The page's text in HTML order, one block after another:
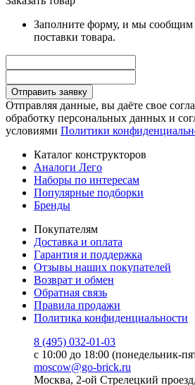
Заполните форму, и мы сообщим
поставки товара.
Отправить заявку
Отправляя данные, вы даёте свое
обработку персональных данных и
условиями Политики
Каталог конструкторов
Аналоги Лего
Наборы по интересам
Популярные подборки
Бренды
Покупателям
Доставка и оплата
Гарантия и поддержка
Отзывы наших покупателей
Возврат и обмен
Обратная связь
Правила продажи
Политика конфиденциальности
8 (495) 032-01-03
с 10:00 до 18:00 (понедельник-
moscow@go-brick.ru
Москва, 2-ой Стрелецкий